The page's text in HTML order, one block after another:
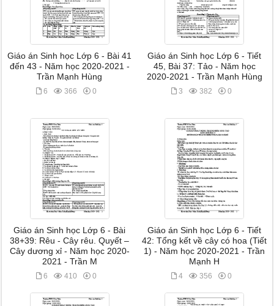
Giáo án Sinh học Lớp 6 - Bài 41
đến 43 - Năm học 2020-2021 -
Trần Mạnh Hùng
6 366 0
Giáo án Sinh học Lớp 6 - Tiết
45, Bài 37: Tảo - Năm học
2020-2021 - Trần Mạnh Hùng
3 382 0
Giáo án Sinh học Lớp 6 - Bài
38+39: Rêu - Cây rêu. Quyết –
Cây dương xỉ - Năm học 2020-
2021 - Trần M
6 410 0
Giáo án Sinh học Lớp 6 - Tiết
42: Tổng kết về cây có hoa (Tiết
1) - Năm học 2020-2021 - Trần
Mạnh H
4 356 0